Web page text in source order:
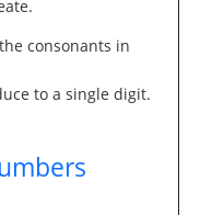
consonants in
to a single digit.